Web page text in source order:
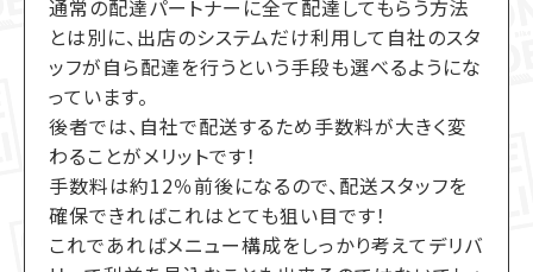
通常の配達パートナーに全て配達してもらう方法
とは別に、出店のシステムだけ利用して自社のスタ
ッフが自ら配達を行うという手段も選べるようにな
っています。
後者では、自社で配送するため手数料が大きく変
わることがメリットです！
手数料は約12％前後になるので、配送スタッフを
確保できればこれはとても狙い目です！
これであればメニュー構成をしっかり考えてデリバ